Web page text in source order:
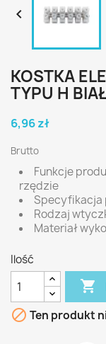

KOSTKA
TYPU H
6,96 zł
Brutto
Funkcje
rzędzie
Specyfikacja
Rodzaj
Materiał
Ilość

 Ten produkt